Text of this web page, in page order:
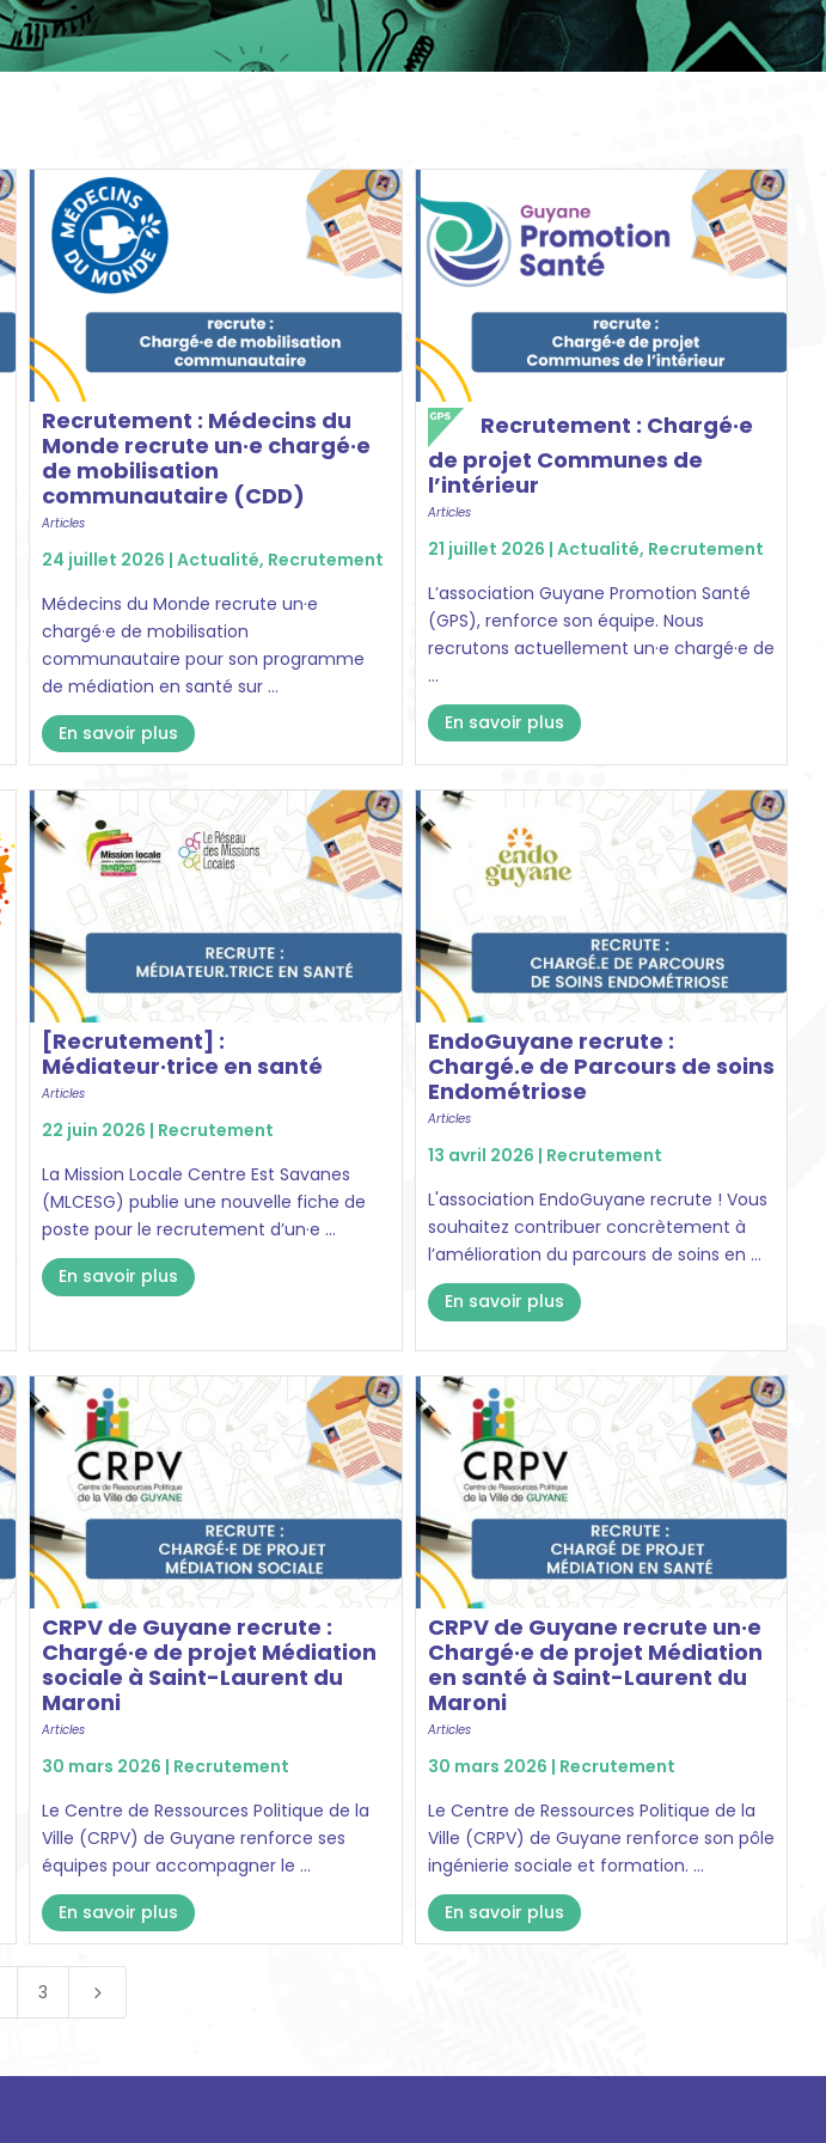
Recrutement : Médecins du
Monde recrute un·e chargé·e
de mobilisation
communautaire (CDD)
Articles
24 juillet 2026 | Actualité, Recrutement
Médecins du Monde recrute un·e
chargé·e de mobilisation
communautaire pour son programme
de médiation en santé sur ...
En savoir plus
Recrutement : Chargé·e
de projet Communes de
l’intérieur
Articles
21 juillet 2026 | Actualité, Recrutement
L’association Guyane Promotion Santé
(GPS), renforce son équipe. Nous
recrutons actuellement un·e chargé·e de
...
En savoir plus
[Recrutement] :
Médiateur·trice en santé
Articles
22 juin 2026 | Recrutement
La Mission Locale Centre Est Savanes
(MLCESG) publie une nouvelle fiche de
poste pour le recrutement d’un·e ...
En savoir plus
EndoGuyane recrute :
Chargé.e de Parcours de soins
Endométriose
Articles
13 avril 2026 | Recrutement
L'association EndoGuyane recrute ! Vous
souhaitez contribuer concrètement à
l’amélioration du parcours de soins en ...
En savoir plus
CRPV de Guyane recrute :
Chargé·e de projet Médiation
sociale à Saint-Laurent du
Maroni
Articles
30 mars 2026 | Recrutement
Le Centre de Ressources Politique de la
Ville (CRPV) de Guyane renforce ses
équipes pour accompagner le ...
En savoir plus
CRPV de Guyane recrute un·e
Chargé·e de projet Médiation
en santé à Saint-Laurent du
Maroni
Articles
30 mars 2026 | Recrutement
Le Centre de Ressources Politique de la
Ville (CRPV) de Guyane renforce son pôle
ingénierie sociale et formation. ...
En savoir plus
3 5